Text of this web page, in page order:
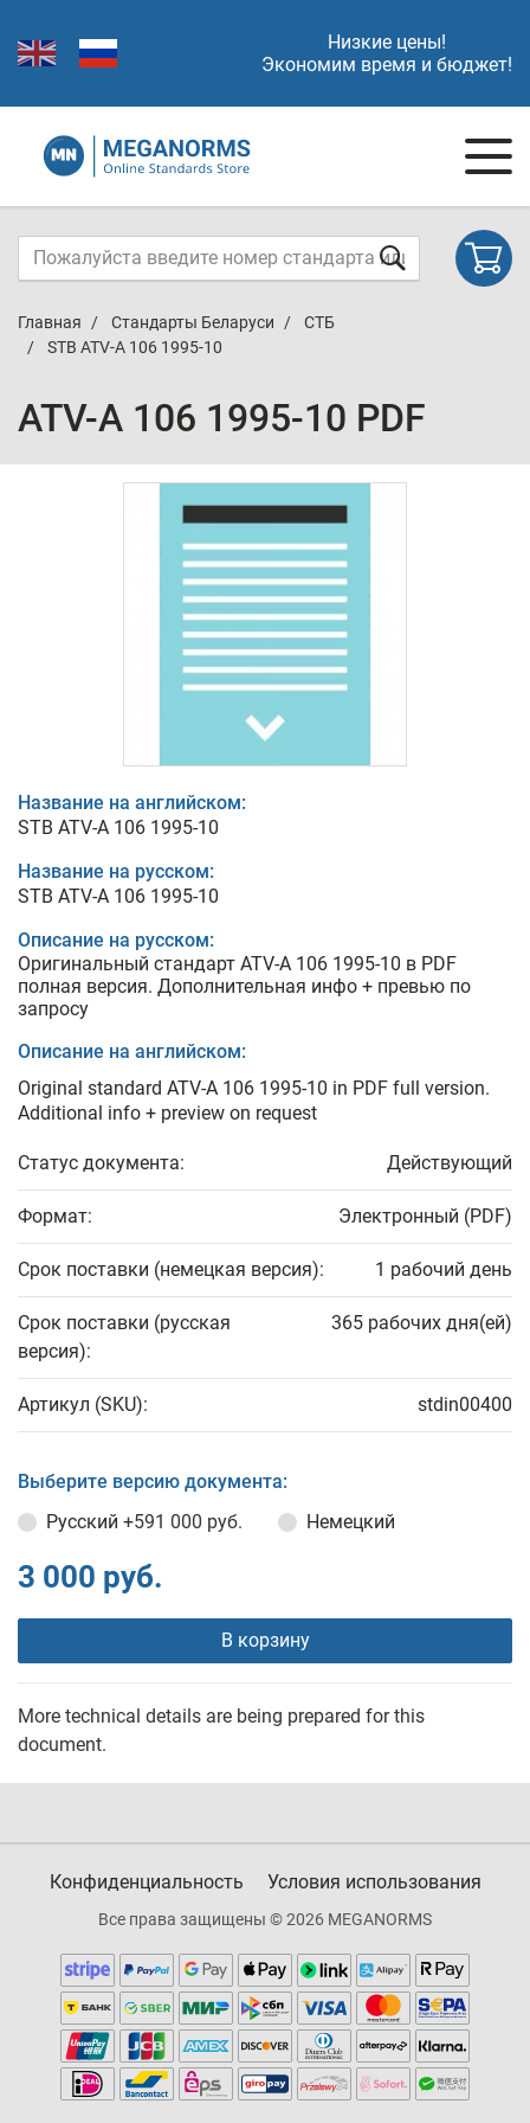
Низкие цены!
Экономим время и бюджет!
Главная Стандарты Беларуси
СТБ
STB ATV-A 106 1995-10
ATV-A 106 1995-10 PDF
Название на английском:
STB ATV-A 106 1995-10
Название на русском:
STB ATV-A 106 1995-10
Описание на русском:
Оригинальный стандарт ATV-A 106 1995-10 в PDF
полная версия. Дополнительная инфо + превью по
запросу
Описание на английском:
Original standard ATV-A 106 1995-10 in PDF full version.
Additional info + preview on request
Статус документа: Действующий
Формат: Электронный (PDF)
Срок поставки (немецкая версия): 1 рабочий день
Срок поставки (русская
версия):
365 рабочих дня(ей)
Артикул (SKU): stdin00400
Выберите версию документа:
Русский +591 000 руб. Немецкий
3 000 руб.
В корзину
More technical details are being prepared for this
document.
Конфиденциальность Условия использования
Все права защищены © 2026 MEGANORMS